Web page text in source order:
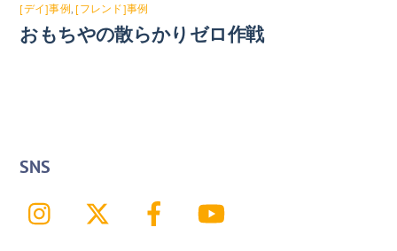
[デイ]事例 [フレンド]事例
おもちやの散らかりゼロ作戦
SNS
Instagram Facebook